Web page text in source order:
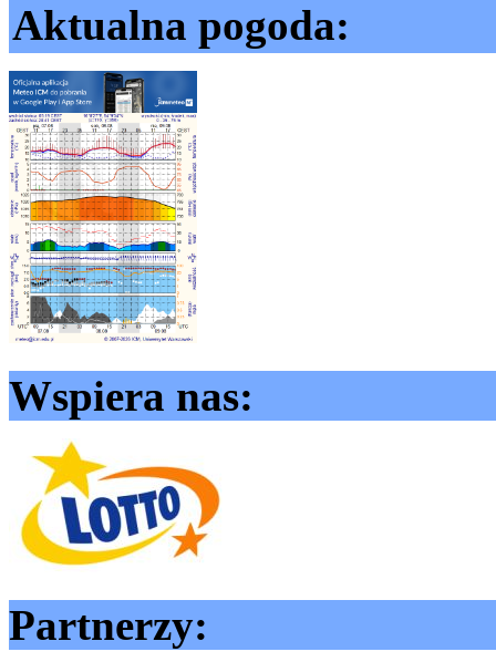
Aktualna pogoda:
Wspiera nas:
Partnerzy: